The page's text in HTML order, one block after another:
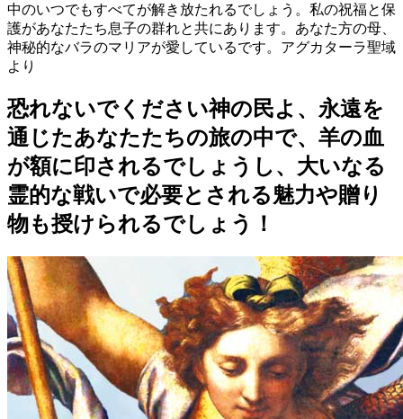
中のいつでもすべてが解き放たれるでしょう。私の祝福と保
護があなたたち息子の群れと共にあります。あなた方の母、
神秘的なバラのマリアが愛しているです。アグカターラ聖域
より
恐れないでください神の民よ、永遠を
通じたあなたたちの旅の中で、羊の血
が額に印されるでしょうし、大いなる
霊的な戦いで必要とされる魅力や贈り
物も授けられるでしょう！